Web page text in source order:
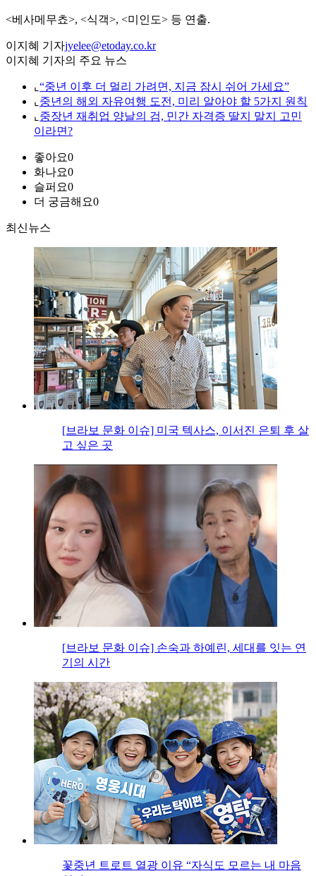
<베사메무쵸>, <식객>, <미인도> 등 연출.
이지혜 기자jyelee@etoday.co.kr
이지혜 기자의 주요 뉴스
⌞ “중년 이후 더 멀리 가려면, 지금 잠시 쉬어 가세요”
⌞ 중년의 해외 자유여행 도전, 미리 알아야 할 5가지 원칙
⌞ 중장년 재취업 양날의 검, 민간 자격증 딸지 말지 고민
이라면?
좋아요0
화나요0
슬퍼요0
더 궁금해요0
최신뉴스
[브라보 문화 이슈] 미국 텍사스, 이서진 은퇴 후 살
고 싶은 곳
[브라보 문화 이슈] 손숙과 하예린, 세대를 잇는 연
기의 시간
꽃중년 트로트 열광 이유 “자식도 모르는 내 마음